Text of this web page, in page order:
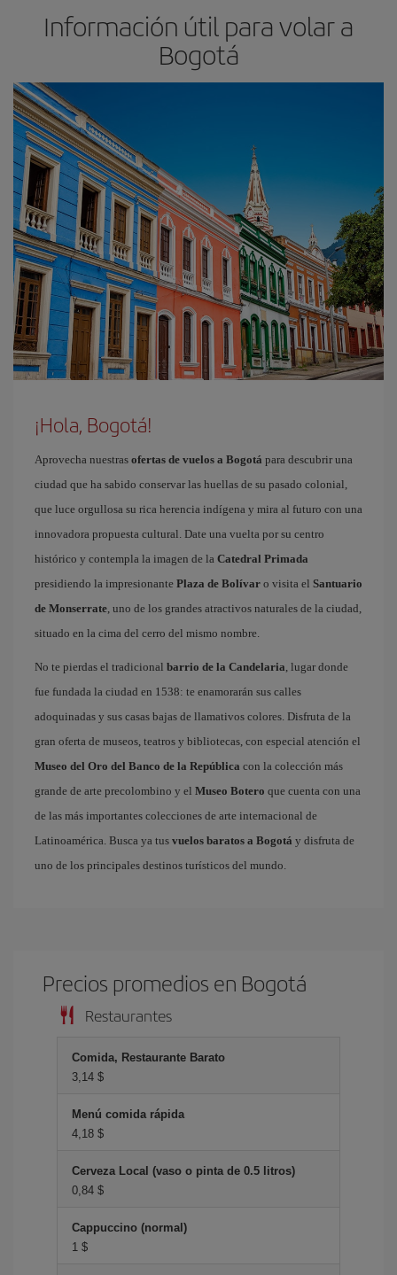
Información útil para volar a
Bogotá
¡Hola, Bogotá!
Aprovecha nuestras ofertas de vuelos a Bogotá para descubrir una
ciudad que ha sabido conservar las huellas de su pasado colonial,
que luce orgullosa su rica herencia indígena y mira al futuro con una
innovadora propuesta cultural. Date una vuelta por su centro
histórico y contempla la imagen de la Catedral Primada
presidiendo la impresionante Plaza de Bolívar o visita el Santuario
de Monserrate, uno de los grandes atractivos naturales de la ciudad,
situado en la cima del cerro del mismo nombre.
No te pierdas el tradicional barrio de la Candelaria, lugar donde
fue fundada la ciudad en 1538: te enamorarán sus calles
adoquinadas y sus casas bajas de llamativos colores. Disfruta de la
gran oferta de museos, teatros y bibliotecas, con especial atención el
Museo del Oro del Banco de la República con la colección más
grande de arte precolombino y el Museo Botero que cuenta con una
de las más importantes colecciones de arte internacional de
Latinoamérica. Busca ya tus vuelos baratos a Bogotá y disfruta de
uno de los principales destinos turísticos del mundo.
Precios promedios en Bogotá
Restaurantes
Comida, Restaurante Barato
3,14 $
Menú comida rápida
4,18 $
Cerveza Local (vaso o pinta de 0.5 litros)
0,84 $
Cappuccino (normal)
1 $